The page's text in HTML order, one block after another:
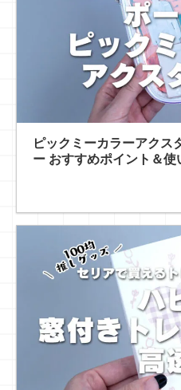
ピックミーカラーアクス
ー おすすめポイント＆使